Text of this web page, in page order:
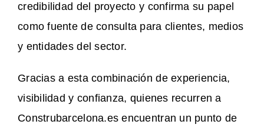
credibilidad del proyecto y confirma su papel
como fuente de consulta para clientes, medios
y entidades del sector.
Gracias a esta combinación de experiencia,
visibilidad y confianza, quienes recurren a
Construbarcelona.es encuentran un punto de